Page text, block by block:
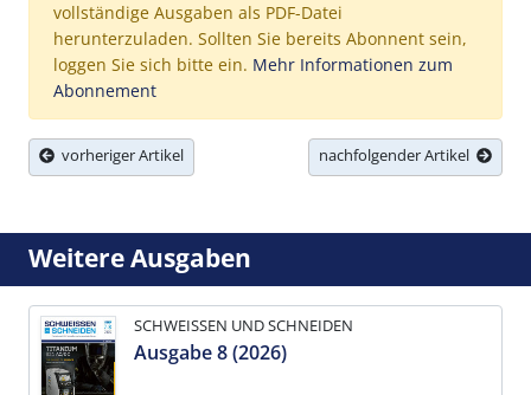
vollständige Ausgaben als PDF-Datei
herunterzuladen. Sollten Sie bereits Abonnent sein,
loggen Sie sich bitte ein. Mehr Informationen zum
Abonnement
vorheriger Artikel nachfolgender Artikel
Weitere Ausgaben
SCHWEISSEN UND SCHNEIDEN
Ausgabe 8 (2026)